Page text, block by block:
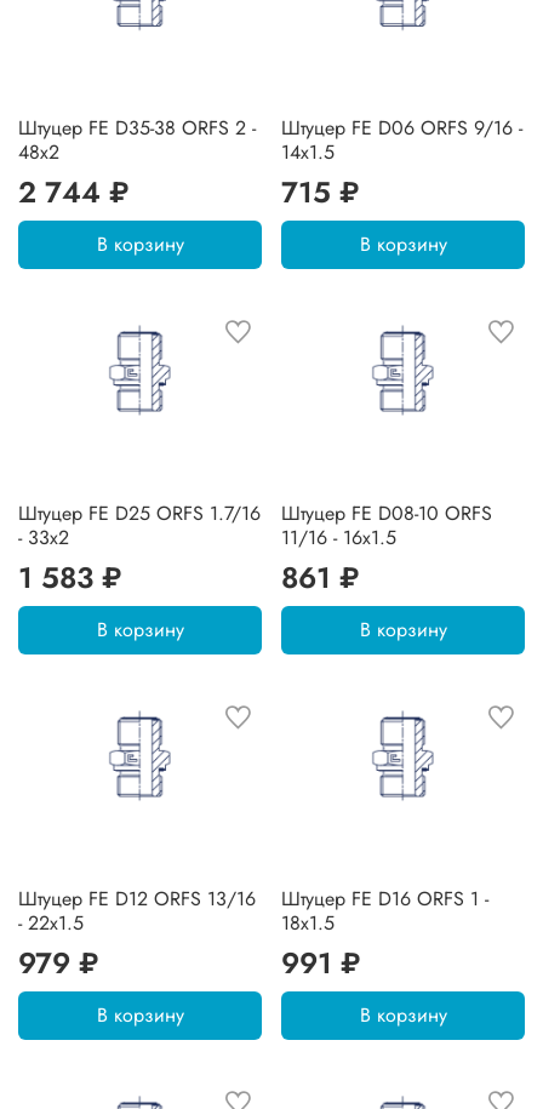
Штуцер FE D35-38 ORFS 2 -
48x2
2 744 ₽
В корзину
Штуцер FE D06 ORFS 9/16 -
14x1.5
715 ₽
В корзину
Штуцер FE D25 ORFS 1.7/16
- 33x2
1 583 ₽
В корзину
Штуцер FE D08-10 ORFS
11/16 - 16x1.5
861 ₽
В корзину
Штуцер FE D12 ORFS 13/16
- 22x1.5
979 ₽
В корзину
Штуцер FE D16 ORFS 1 -
18x1.5
991 ₽
В корзину